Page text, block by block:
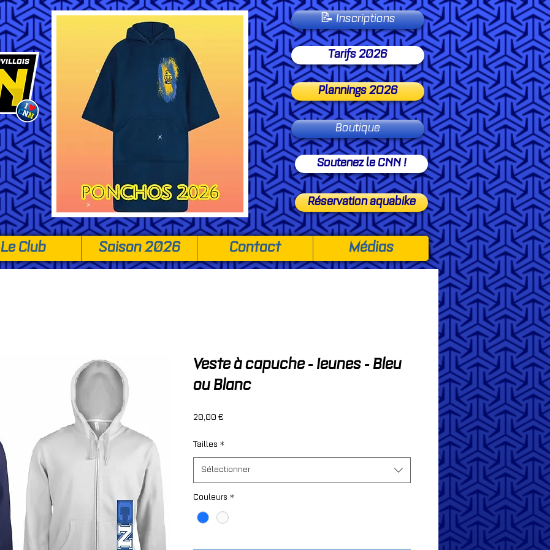
📝 Inscriptions
Tarifs 2026
Plannings 2O26
Boutique
Soutenez le CNN !
Réservation aquabike
Le Club Saison 2026 Contact Médias
Veste à capuche - Jeunes - Bleu
ou Blanc
20,00 €
Tailles *
Sélectionner
Couleurs *